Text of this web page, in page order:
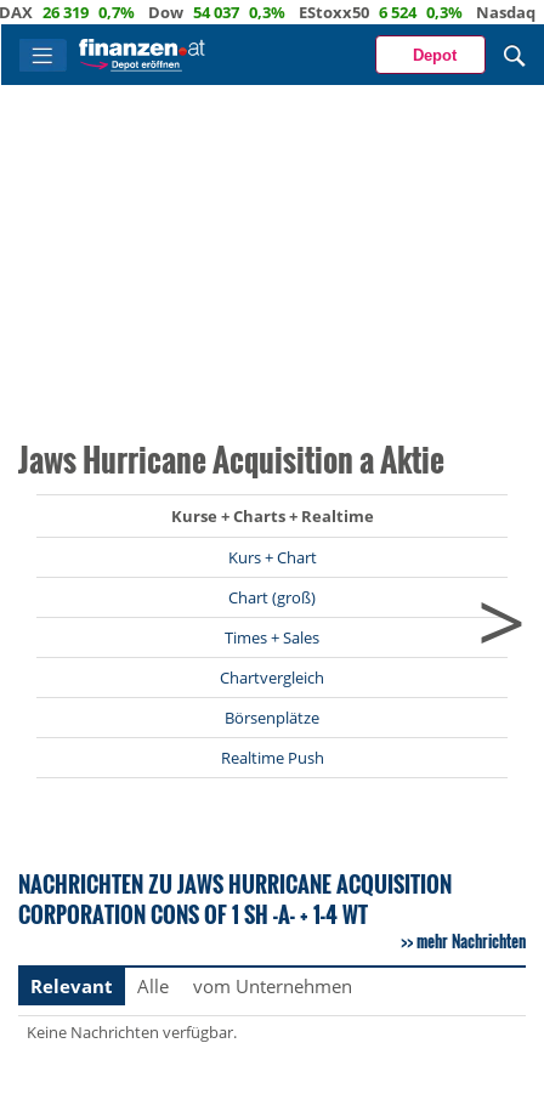
26 319 0,7% Dow 54 037 0,3% EStoxx50 6 524 0,3% Nasdaq 29
Depot
Jaws Hurricane Acquisition a Aktie
Kurse + Charts + Realtime
Kurs + Chart
Chart (groß)
Times + Sales
Chartvergleich
Börsenplätze
Realtime Push
>
NACHRICHTEN ZU JAWS HURRICANE ACQUISITION
CORPORATION CONS OF 1 SH -A- + 1-4 WT
mehr Nachrichten
Relevant
Alle vom Unternehmen
Keine Nachrichten verfügbar.